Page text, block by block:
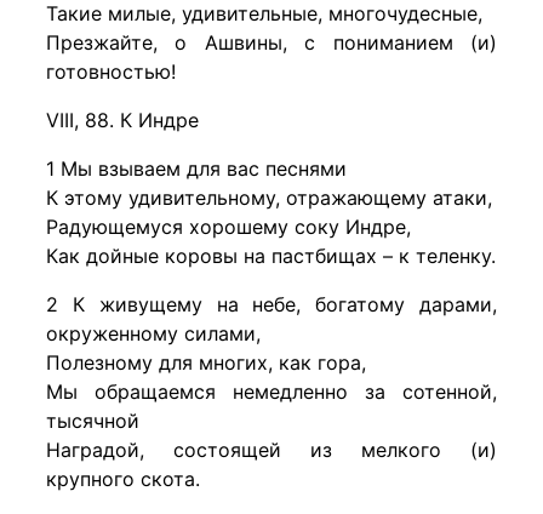
Такие милые, удивительные, многочудесные,
Презжайте, о Ашвины, с пониманием (и)
готовностью!
VIII, 88. К Индре
1 Мы взываем для вас песнями
К этому удивительному, отражающему атаки,
Радующемуся хорошему соку Индре,
Как дойные коровы на пастбищах – к теленку.
2 К живущему на небе, богатому дарами,
окруженному силами,
Полезному для многих, как гора,
Мы обращаемся немедленно за сотенной,
тысячной
Наградой, состоящей из мелкого (и)
крупного скота.